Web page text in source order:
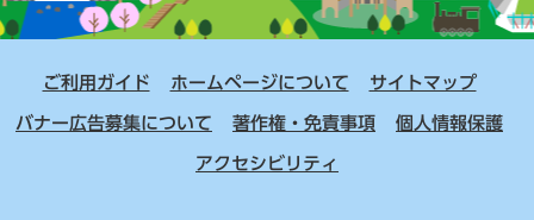
ご利用ガイド ホームページについて サイトマップ
バナー広告募集について 著作権・免責事項 個人情報保護
アクセシビリティ